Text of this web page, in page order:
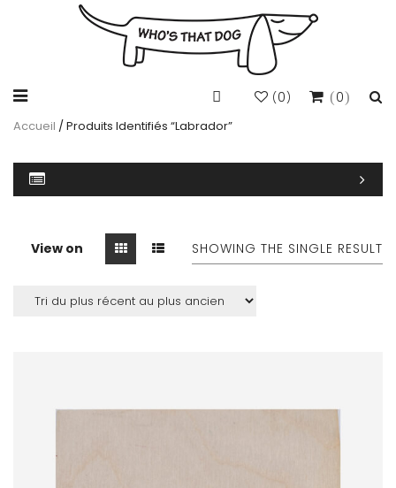
0
(0)
Accueil / Produits Identifiés “labrador”
View on SHOWING THE SINGLE RESULT